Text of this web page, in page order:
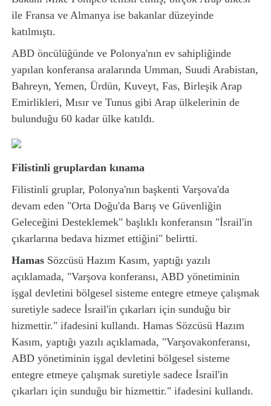
ile Fransa ve Almanya ise bakanlar düzeyinde
katılmıştı.
ABD öncülüğünde ve Polonya'nın ev sahipliğinde
yapılan konferansa aralarında Umman, Suudi Arabistan,
Bahreyn, Yemen, Ürdün, Kuveyt, Fas, Birleşik Arap
Emirlikleri, Mısır ve Tunus gibi Arap ülkelerinin de
bulunduğu 60 kadar ülke katıldı.
Filistinli gruplardan kınama
Filistinli gruplar, Polonya'nın başkenti Varşova'da
devam eden "Orta Doğu'da Barış ve Güvenliğin
Geleceğini Desteklemek" başlıklı konferansın "İsrail'in
çıkarlarına bedava hizmet ettiğini" belirtti.
HamasSözcüsü Hazım Kasım, yaptığı yazılı
açıklamada, "Varşova konferansı, ABD yönetiminin
işgal devletini bölgesel sisteme entegre etmeye çalışmak
suretiyle sadece İsrail'in çıkarları için sunduğu bir
hizmettir." ifadesini kullandı. Hamas Sözcüsü Hazım
Kasım, yaptığı yazılı açıklamada, "Varşovakonferansı,
ABD yönetiminin işgal devletini bölgesel sisteme
entegre etmeye çalışmak suretiyle sadece İsrail'in
çıkarları için sunduğu bir hizmettir." ifadesini kullandı.